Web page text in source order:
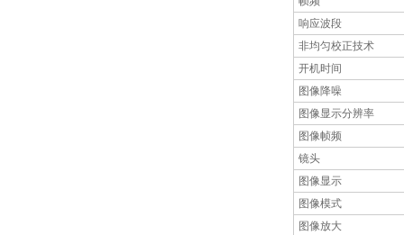
响应波段
非均匀校正技术
开机时间
图像降噪
图像显示分辨率
图像帧频
镜头
图像显示
图像模式
图像放大